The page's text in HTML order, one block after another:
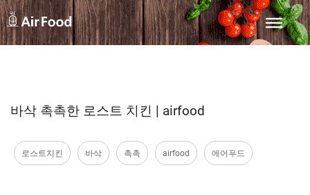
바삭 촉촉한 로스트 치킨 | airfood
로스트치킨 바삭 촉촉 airfood 에어푸드